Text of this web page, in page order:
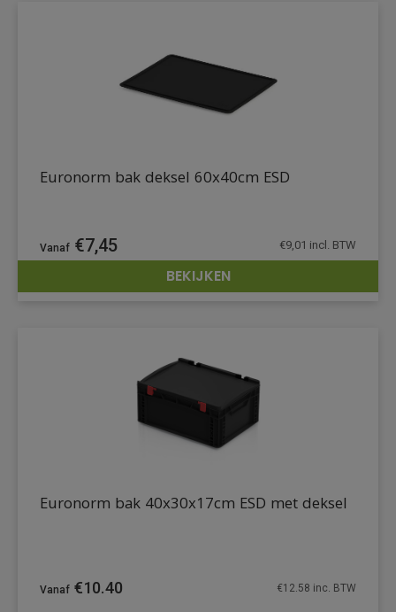
DETAILS
Euronorm bak deksel 60x40cm ESD
€7,45 €9,01 incl. BTW
BEKIJKEN
Euronorm bak 40x30x17cm ESD met deksel
€10.40 €12.58 inc. BTW